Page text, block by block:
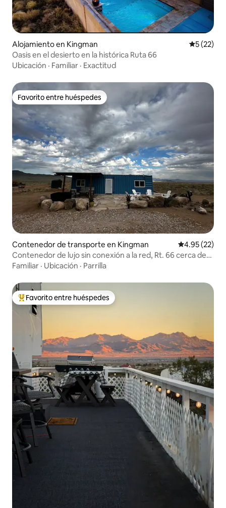
Alojamiento en Kingman
5 (22)
Oasis en el desierto en la histórica Ruta 66
Ubicación · Familiar · Exactitud
Favorito entre huéspedes
Favorito entre huéspedes
Contenedor de transporte en Kingman Calificación
4.95 (22)
Contenedor de lujo sin conexión a la red, Rt. 66 cerca de
GCNP
Familiar · Ubicación · Parrilla
Favorito entre huéspedes preferido
Favorito entre huéspedes